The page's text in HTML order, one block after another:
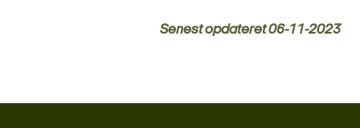
Senest opdateret06-11-2023